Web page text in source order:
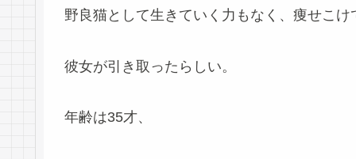
野良猫として生きていく力もなく、痩せこけ
彼女が引き取ったらしい。
年齢は35才、